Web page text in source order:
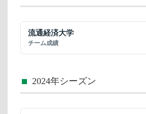
流通経済大学
チーム成績
2024年シーズン